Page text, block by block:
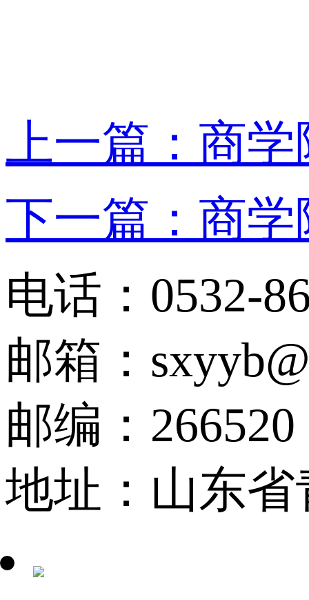
上一篇：商
下一篇：商
电话：0532-
邮箱：
邮编：266520
地址：山东